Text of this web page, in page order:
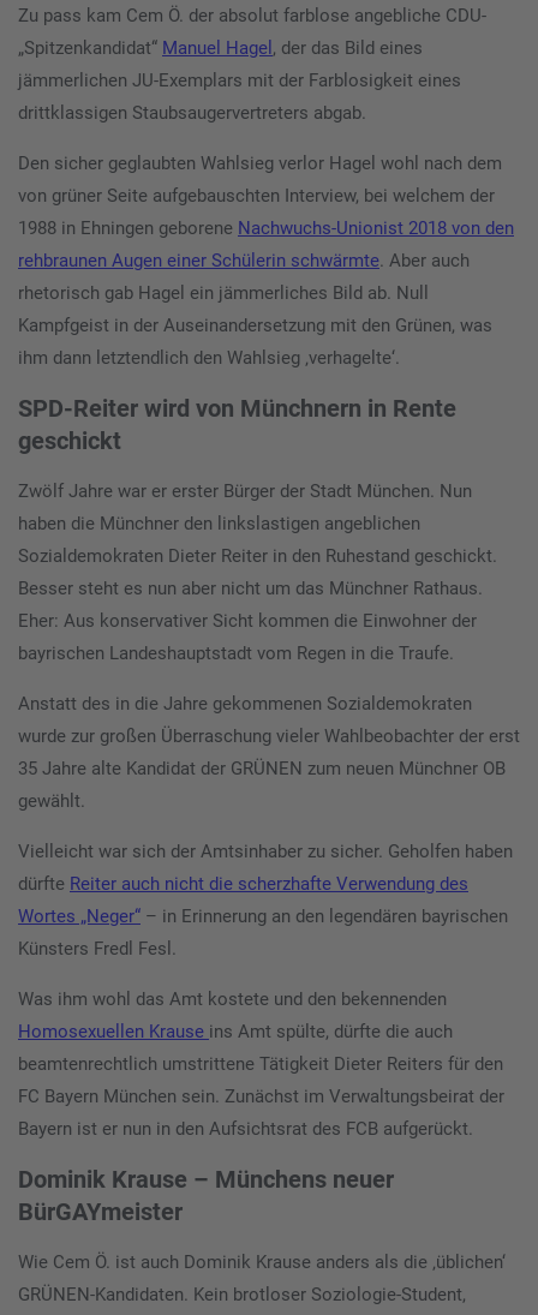
Zu pass kam Cem Ö. der absolut farblose angebliche CDU-
„Spitzenkandidat“ Manuel Hagel , der das Bild eines
jämmerlichen JU-Exemplars mit der Farblosigkeit eines
drittklassigen Staubsaugervertreters abgab.
Den sicher geglaubten Wahlsieg verlor Hagel wohl nach dem
von grüner Seite aufgebauschten Interview, bei welchem der
1988 in Ehningen geborene Nachwuchs-Unionist 2018 von den
rehbraunen Augen einer Schülerin schwärmte. Aber auch
rhetorisch gab Hagel ein jämmerliches Bild ab. Null
Kampfgeist in der Auseinandersetzung mit den Grünen, was
ihm dann letztendlich den Wahlsieg ‚verhagelte‘.
SPD-Reiter wird von Münchnern in Rente
geschickt
Zwölf Jahre war er erster Bürger der Stadt München. Nun
haben die Münchner den linkslastigen angeblichen
Sozialdemokraten Dieter Reiter in den Ruhestand geschickt.
Besser steht es nun aber nicht um das Münchner Rathaus.
Eher: Aus konservativer Sicht kommen die Einwohner der
bayrischen Landeshauptstadt vom Regen in die Traufe.
Anstatt des in die Jahre gekommenen Sozialdemokraten
wurde zur großen Überraschung vieler Wahlbeobachter der erst
35 Jahre alte Kandidat der GRÜNEN zum neuen Münchner OB
gewählt.
Vielleicht war sich der Amtsinhaber zu sicher. Geholfen haben
dürfte Reiter auch nicht die scherzhafte Verwendung des
Wortes „Neger“ – in Erinnerung an den legendären bayrischen
Künsters Fredl Fesl.
Was ihm wohl das Amt kostete und den bekennenden
Homosexuellen Krause ins Amt spülte, dürfte die auch
beamtenrechtlich umstrittene Tätigkeit Dieter Reiters für den
FC Bayern München sein. Zunächst im Verwaltungsbeirat der
Bayern ist er nun in den Aufsichtsrat des FCB aufgerückt.
Dominik Krause – Münchens neuer
BürGAYmeister
Wie Cem Ö. ist auch Dominik Krause anders als die ‚üblichen‘
GRÜNEN-Kandidaten. Kein brotloser Soziologie-Student,